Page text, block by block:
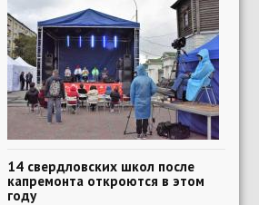
14 свердловских школ после
капремонта откроются в этом
году